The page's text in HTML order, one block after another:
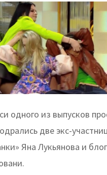
одного из выпусков
две экс-
Яна Лукьянова и